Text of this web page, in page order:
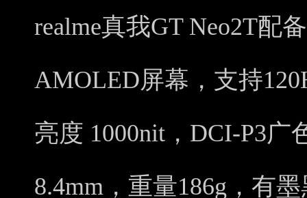
realme真我GT Neo2T配
AMOLED屏幕，支持
亮度 1000nit，DCI-P3
8.4mm，重量186g，有